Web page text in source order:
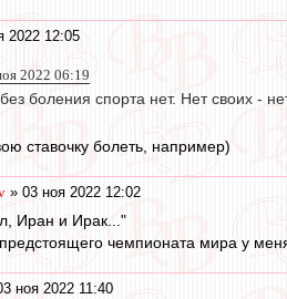
2022 12:05
2022 06:19
боления спорта нет. Нет своих -
ставочку болеть, например)
» 03 ноя 2022 12:02
Иран и Ирак..."
чемпионата мира у
ноя 2022 11:40